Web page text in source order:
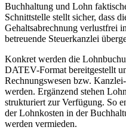
Buchhaltung und Lohn
Schnittstelle stellt sicher, dass
Gehaltsabrechnung verlustfrei
betreuende Steuerkanzlei
Konkret werden die
DATEV-Format bereitgestellt
Rechnungswesen bzw.
werden. Ergänzend stehen
strukturiert zur Verfügung. So
der Lohnkosten in der
werden vermieden.